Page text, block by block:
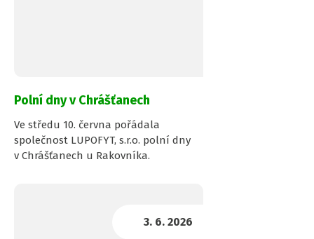
Polní dny v Chrášťanech
Ve středu 10. června pořádala
společnost LUPOFYT, s.r.o. polní dny
v Chrášťanech u Rakovníka.